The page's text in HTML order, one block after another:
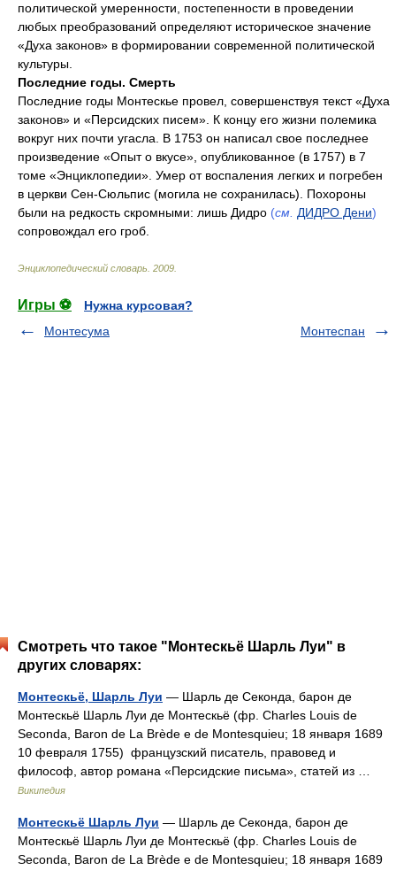
политической умеренности, постепенности в проведении
любых преобразований определяют историческое значение
«Духа законов» в формировании современной политической
культуры.
Последние годы. Смерть
Последние годы Монтескье провел, совершенствуя текст «Духа
законов» и «Персидских писем». К концу его жизни полемика
вокруг них почти угасла. В 1753 он написал свое последнее
произведение «Опыт о вкусе», опубликованное (в 1757) в 7
томе «Энциклопедии». Умер от воспаления легких и погребен
в церкви Сен-Сюльпис (могила не сохранилась). Похороны
были на редкость скромными: лишь Дидро (см. ДИДРО Дени)
сопровождал его гроб.
Энциклопедический словарь 2009
Игры ⚽
Нужна курсовая?
Монтесума
Монтеспан
Смотреть что такое "Монтескьё Шарль Луи" в
других словарях:
Монтескьё, Шарль Луи — Шарль де Секонда, барон де
Монтескьё Шарль Луи де Монтескьё (фр. Charles Louis de
Seconda, Baron de La Brède e de Montesquieu; 18 января 1689
10 февраля 1755) французский писатель, правовед и
философ, автор романа «Персидские письма», статей из …
Википедия
Монтескьё Шарль Луи — Шарль де Секонда, барон де
Монтескьё Шарль Луи де Монтескьё (фр. Charles Louis de
Seconda, Baron de La Brède e de Montesquieu; 18 января 1689